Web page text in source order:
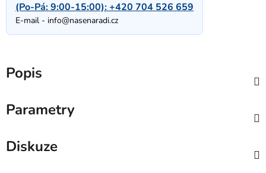
(Po-Pá: 9:00-15:00):+420 704 526 659
E-mail - info@nasenaradi.cz
Popis
Parametry
Diskuze